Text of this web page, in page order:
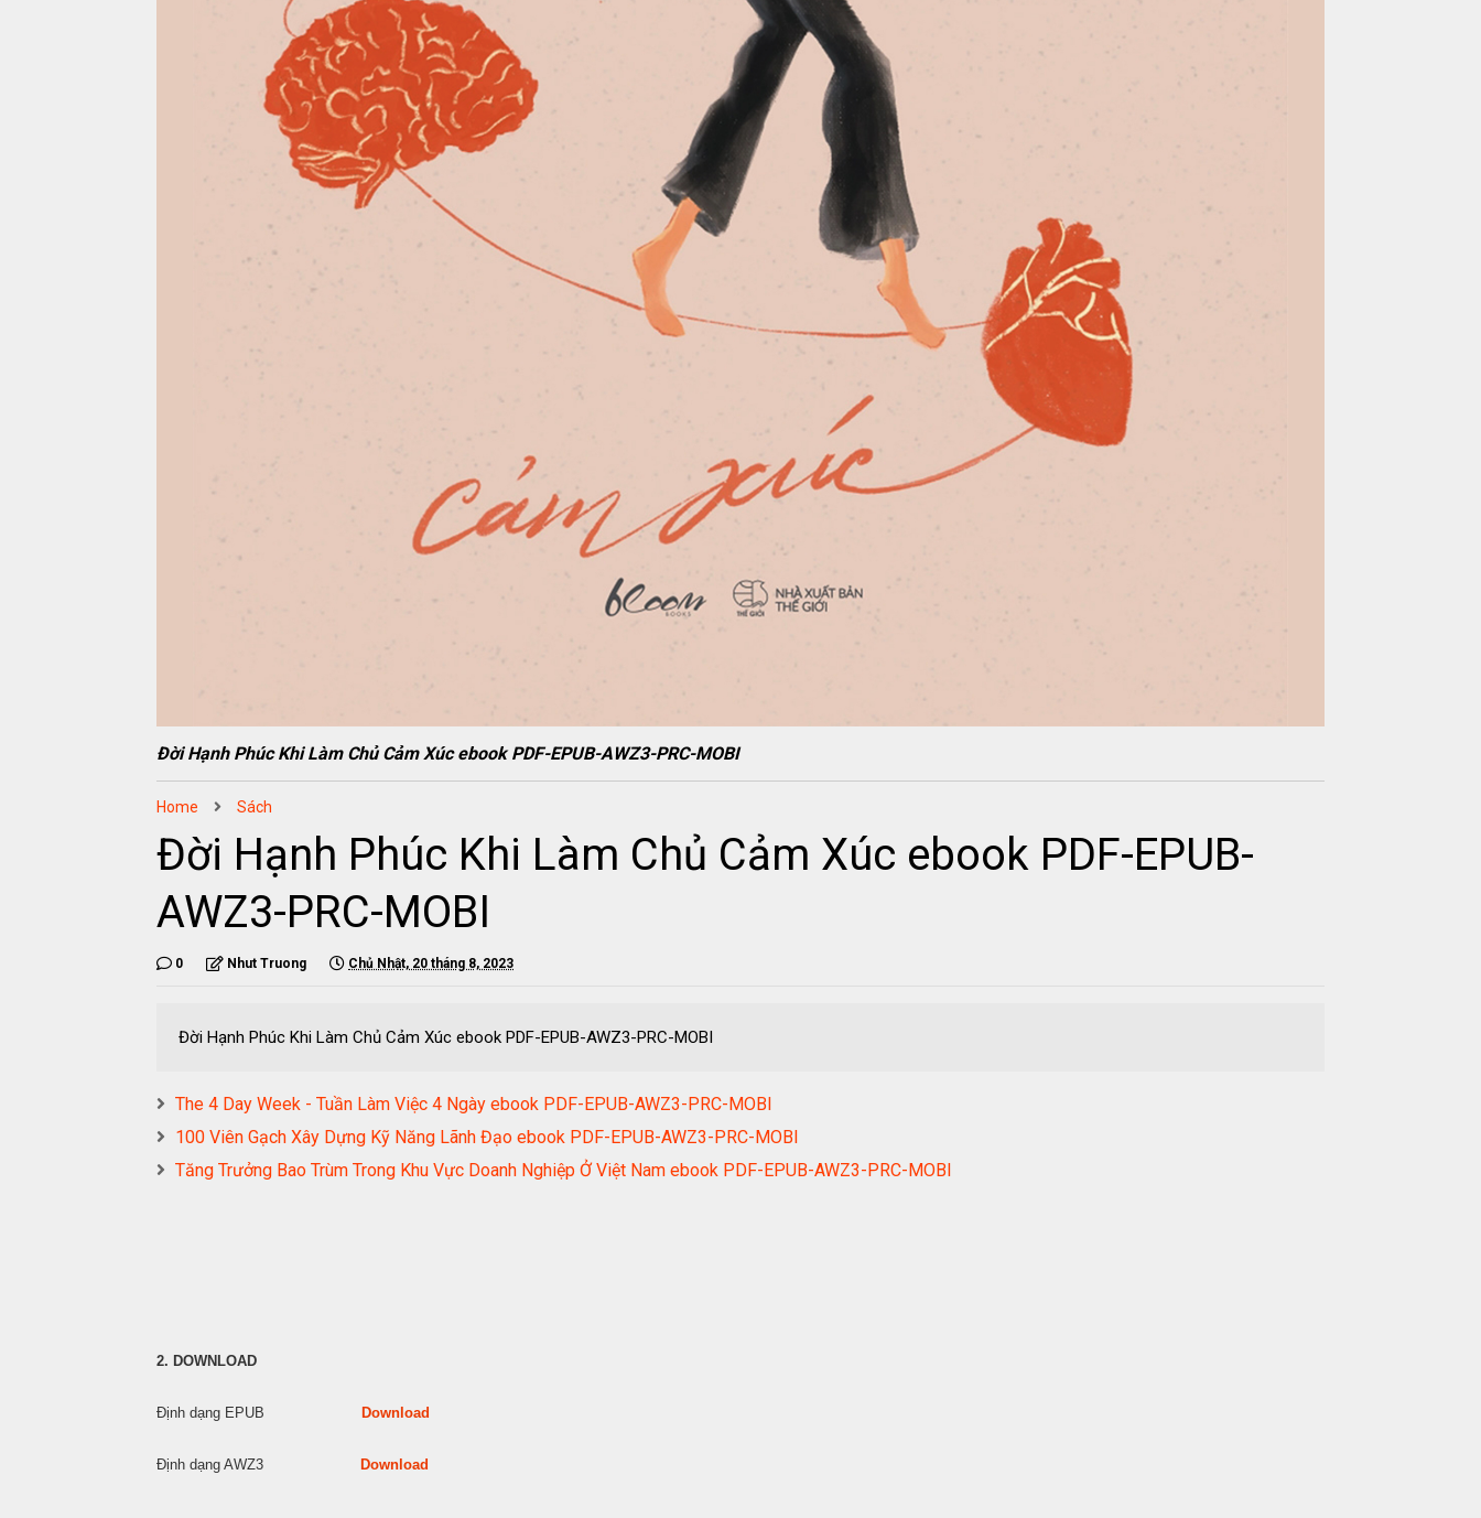
Đời Hạnh Phúc Khi Làm Chủ Cảm Xúc ebook PDF-EPUB-AWZ3-PRC-MOBI
Home Sách
Đời Hạnh Phúc Khi Làm Chủ Cảm Xúc ebook PDF-EPUB-
AWZ3-PRC-MOBI
0 Nhut Truong Chủ Nhật, 20 tháng 8, 2023
Đời Hạnh Phúc Khi Làm Chủ Cảm Xúc ebook PDF-EPUB-AWZ3-PRC-MOBI
The 4 Day Week - Tuần Làm Việc 4 Ngày ebook PDF-EPUB-AWZ3-PRC-MOBI
100 Viên Gạch Xây Dựng Kỹ Năng Lãnh Đạo ebook PDF-EPUB-AWZ3-PRC-MOBI
Tăng Trưởng Bao Trùm Trong Khu Vực Doanh Nghiệp Ở Việt Nam ebook PDF-EPUB-AWZ3-PRC-MOBI
2. DOWNLOAD
Định dạng EPUB Download
Định dạng AWZ3 Download